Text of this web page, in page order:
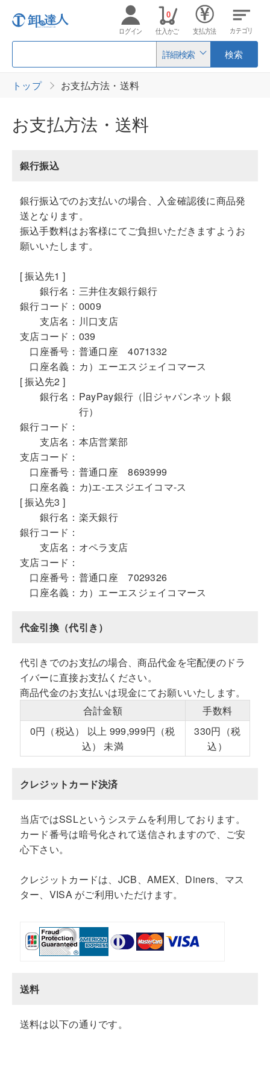
詳細検索 検索
ログイン 仕入かご
0
支払方法 カテゴリ
トップ お支払方法・送料
お支払方法・送料
銀行振込
銀行振込でのお支払いの場合、入金確認後に商品発
送となります。
振込手数料はお客様にてご負担いただきますようお
願いいたします。
[ 振込先1 ]
銀行名： 三井住友銀行銀行
銀行コード： 0009
支店名： 川口支店
支店コード： 039
口座番号： 普通口座 4071332
口座名義： カ）エーエスジェイコマース
[ 振込先2 ]
銀行名： PayPay銀行（旧ジャパンネット銀
行）
銀行コード：
支店名： 本店営業部
支店コード：
口座番号： 普通口座 8693999
口座名義： カ)エ-エスジエイコマ-ス
[ 振込先3 ]
銀行名： 楽天銀行
銀行コード：
支店名： オペラ支店
支店コード：
口座番号： 普通口座 7029326
口座名義： カ）エーエスジェイコマース
代金引換（代引き）
代引きでのお支払の場合、商品代金を宅配便のドラ
イバーに直接お支払ください。
商品代金のお支払いは現金にてお願いいたします。
合計金額
手数料
0円（税込） 以上 999,999円（税
込） 未満
330円（税
込）
クレジットカード決済
当店ではSSLというシステムを利用しております。
カード番号は暗号化されて送信されますので、ご安
心下さい。
クレジットカードは、JCB、AMEX、Diners、マス
ター、VISA がご利用いただけます。
送料
送料は以下の通りです。